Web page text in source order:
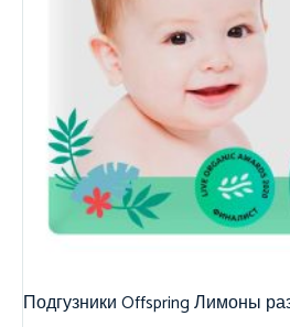
Подгузники Offspring Лимоны